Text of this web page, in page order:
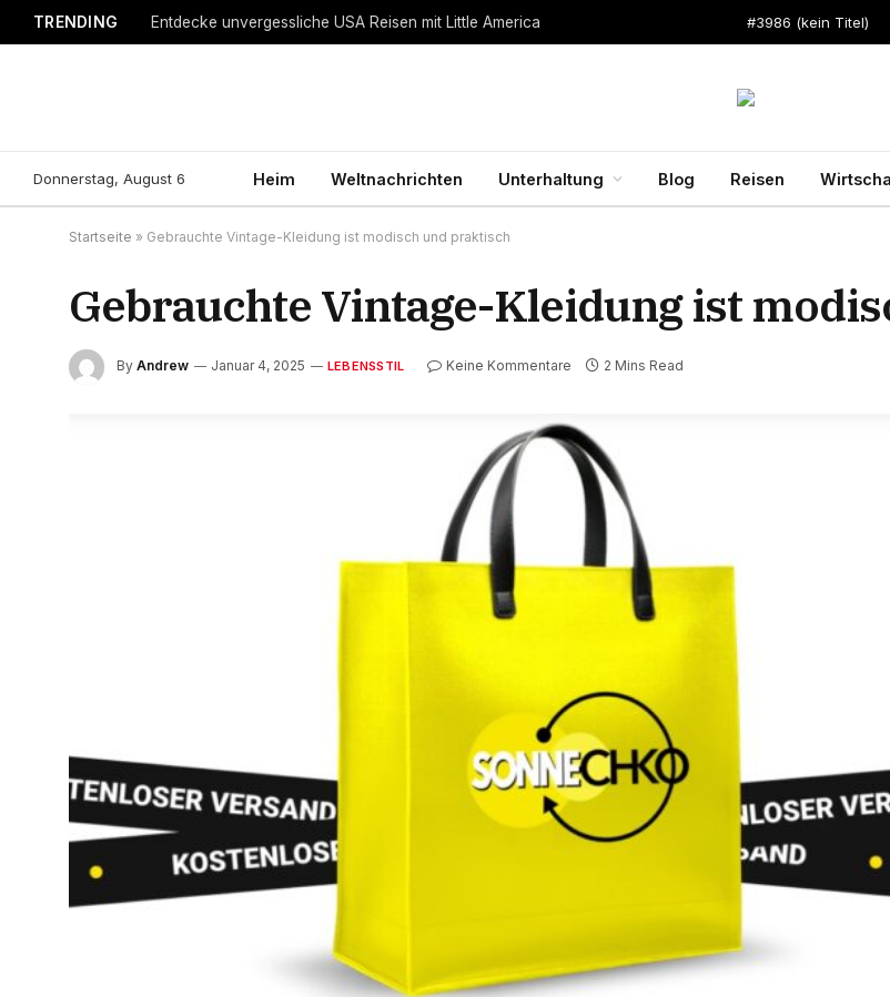
TRENDING Entdecke unvergessliche USA Reisen mit Little America #3986 (kein Titel)
Donnerstag, August 6 Heim Weltnachrichten Unterhaltung Blog Reisen
Startseite » Gebrauchte Vintage-Kleidung ist modisch und praktisch
Gebrauchte Vintage-Kleidung ist
By Andrew Januar 4, 2025 LEBENSSTIL Keine Kommentare 2 Mins Read